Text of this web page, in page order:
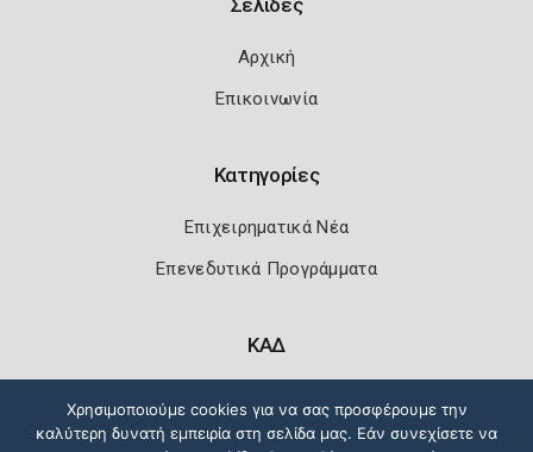
Σελίδες
Αρχική
Επικοινωνία
Κατηγορίες
Επιχειρηματικά Νέα
Επενεδυτικά Προγράμματα
ΚΑΔ
Χρησιμοποιούμε cookies για να σας προσφέρουμε την
καλύτερη δυνατή εμπειρία στη σελίδα μας. Εάν συνεχίσετε να